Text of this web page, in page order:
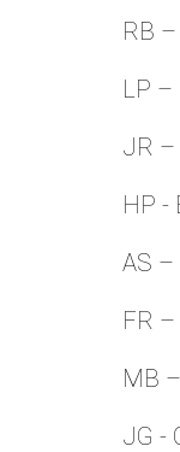
RB
LP –
JR –
HP -
AS –
FR
MB
JG -